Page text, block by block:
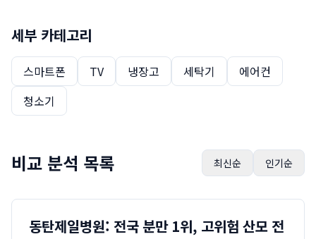
세부 카테고리
스마트폰 TV 냉장고 세탁기
에어컨
청소기
비교 분석 목록 최신순 인기순
동탄제일병원: 전국 분만 1위, 고위험 산모 전